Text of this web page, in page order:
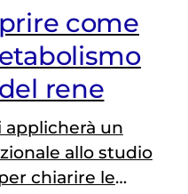
come
rene
applicherà un
allo studio
chiarire le